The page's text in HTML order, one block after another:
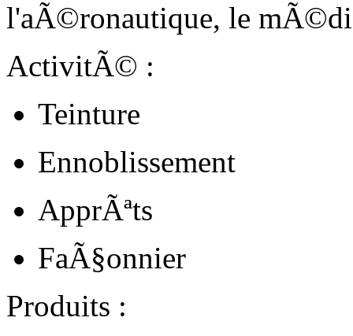
l'aÃ©ronautique, le
ActivitÃ© :
Teinture
Ennoblissement
ApprÃªts
FaÃ§onnier
Produits :